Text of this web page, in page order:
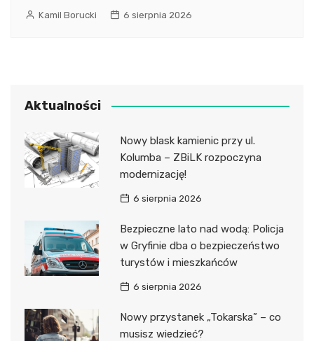
Kamil Borucki 6 sierpnia 2026
Aktualności
Nowy blask kamienic przy ul.
Kolumba – ZBiLK rozpoczyna
modernizację!
6 sierpnia 2026
Bezpieczne lato nad wodą: Policja
w Gryfinie dba o bezpieczeństwo
turystów i mieszkańców
6 sierpnia 2026
Nowy przystanek „Tokarska” – co
musisz wiedzieć?